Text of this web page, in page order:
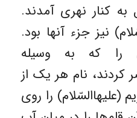
به کنار نهری آمدند.
نیز جزء آنها بود.
را که به وسیله
کردند، نام هر یک از
(علیهاالسّلام) را روی